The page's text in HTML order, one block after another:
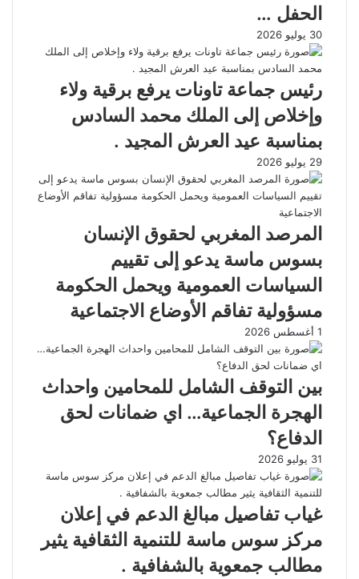
الحفل …
30 يوليو 2026
رئيس جماعة تاونات يرفع برقية ولاء
وإخلاص إلى الملك محمد السادس
بمناسبة عيد العرش المجيد .
29 يوليو 2026
المرصد المغربي لحقوق الإنسان
بسوس ماسة يدعو إلى تقييم
السياسات العمومية ويحمل الحكومة
مسؤولية تفاقم الأوضاع الاجتماعية
1 أغسطس 2026
بين التوقف الشامل للمحامين واحداث
الهجرة الجماعية… اي ضمانات لحق
الدفاع؟
31 يوليو 2026
غياب تفاصيل مبالغ الدعم في إعلان
مركز سوس ماسة للتنمية الثقافية يثير
مطالب جمعوية بالشفافية .